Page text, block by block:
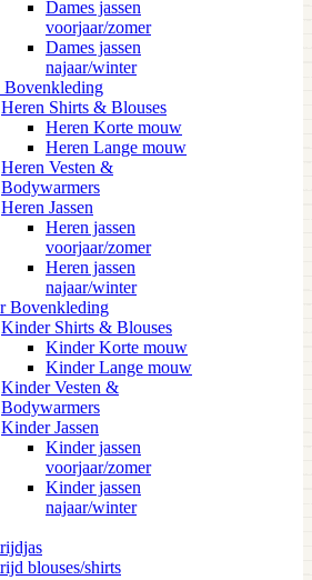
Dames jassen
voorjaar/zomer
Dames jassen
najaar/winter
Bovenkleding
Heren Shirts & Blouses
Heren Korte mouw
Heren Lange mouw
Heren Vesten &
Bodywarmers
Heren Jassen
Heren jassen
voorjaar/zomer
Heren jassen
najaar/winter
Bovenkleding
Kinder Shirts & Blouses
Kinder Korte mouw
Kinder Lange mouw
Kinder Vesten &
Bodywarmers
Kinder Jassen
Kinder jassen
voorjaar/zomer
Kinder jassen
najaar/winter
blouses/shirts